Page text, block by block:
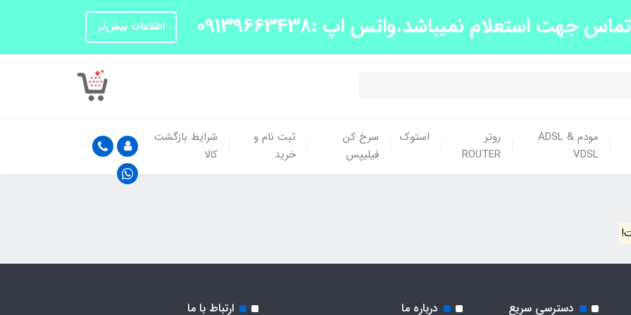
استعلام نمیباشد.واتس اپ :09139663438 اطلاعات بیش‌تر
مودم ADSL &
VDSL
روتر
ROUTER
استوک
سرخ کن
فیلیپس
ثبت نام و
خرید
شرایط بازگشت
کالا
دسترسی سریع درباره ما ارتباط با ما